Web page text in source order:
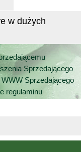
w dużych
Sprzedającego
Sprzedającego
regulaminu